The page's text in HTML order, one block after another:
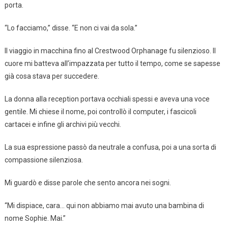
porta.
“Lo facciamo,” disse. “E non ci vai da sola.”
Il viaggio in macchina fino al Crestwood Orphanage fu silenzioso. Il
cuore mi batteva all’impazzata per tutto il tempo, come se sapesse
già cosa stava per succedere.
La donna alla reception portava occhiali spessi e aveva una voce
gentile. Mi chiese il nome, poi controllò il computer, i fascicoli
cartacei e infine gli archivi più vecchi.
La sua espressione passò da neutrale a confusa, poi a una sorta di
compassione silenziosa.
Mi guardò e disse parole che sento ancora nei sogni.
“Mi dispiace, cara… qui non abbiamo mai avuto una bambina di
nome Sophie. Mai.”